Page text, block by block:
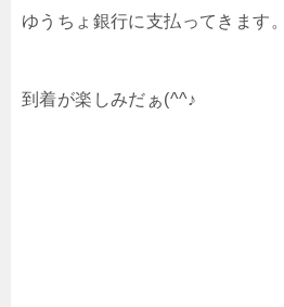
ゆうちょ銀行に支払ってきます。
到着が楽しみだぁ(^^♪